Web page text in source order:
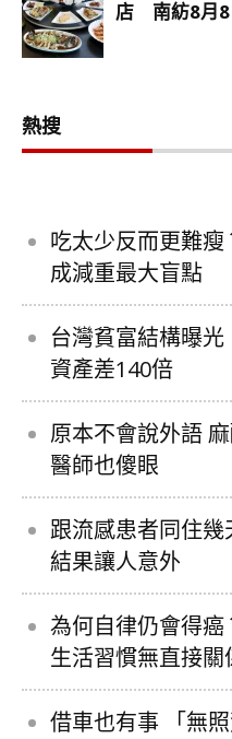
熱搜
吃太少反而更難瘦
成減重最大盲點
台灣貧富結構曝
資產差140倍
原本不會說外語
醫師也傻眼
跟流感患者同住
結果讓人意外
為何自律仍會得
生活習慣無直接關
借車也有事 「無